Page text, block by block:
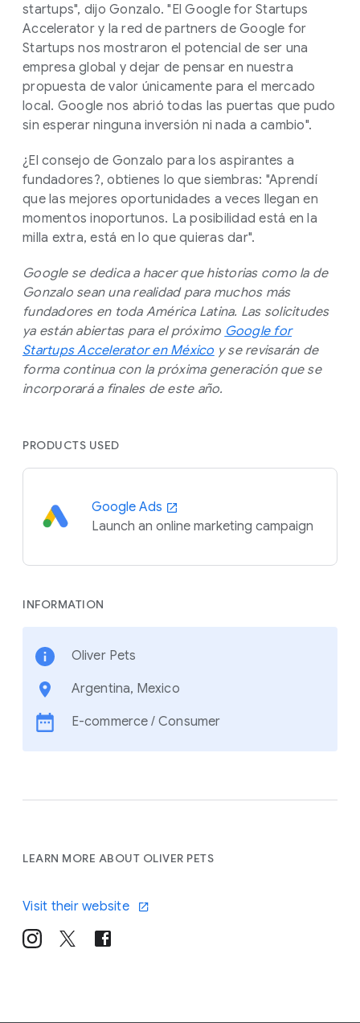
startups", dijo Gonzalo. "El Google for Startups
Accelerator y la red de partners de Google for
Startups nos mostraron el potencial de ser una
empresa global y dejar de pensar en nuestra
propuesta de valor únicamente para el mercado
local. Google nos abrió todas las puertas que pudo
sin esperar ninguna inversión ni nada a cambio".
¿El consejo de Gonzalo para los aspirantes a
fundadores?, obtienes lo que siembras: "Aprendí
que las mejores oportunidades a veces llegan en
momentos inoportunos. La posibilidad está en la
milla extra, está en lo que quieras dar".
Google se dedica a hacer que historias como la de
Gonzalo sean una realidad para muchos más
fundadores en toda América Latina. Las solicitudes
ya están abiertas para el próximo Google for
Startups Accelerator en México y se revisarán de
forma continua con la próxima generación que se
incorporará a finales de este año.
PRODUCTS USED
Google Ads
Launch an online marketing campaign
INFORMATION
Oliver Pets
Argentina, Mexico
E-commerce / Consumer
LEARN MORE ABOUT OLIVER PETS
Visit their website